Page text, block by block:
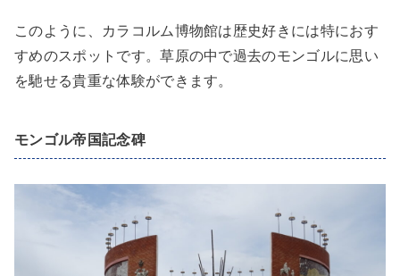
このように、カラコルム博物館は歴史好きには特におす
すめのスポットです。草原の中で過去のモンゴルに思い
を馳せる貴重な体験ができます。
モンゴル帝国記念碑